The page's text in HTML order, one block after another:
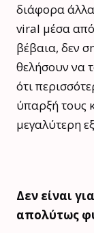
διάφορα
viral μέσα
βέβαια, δεν
θελήσουν να
ότι
ύπαρξή τους
μεγαλύτερη
Δεν είναι
απολύτως